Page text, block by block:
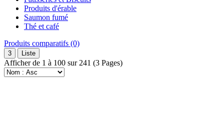
Produits d'érable
Saumon fumé
Thé et café
Produits comparatifs (0)
3 Liste
Afficher de 1 à 100 sur 241 (3 Pages)